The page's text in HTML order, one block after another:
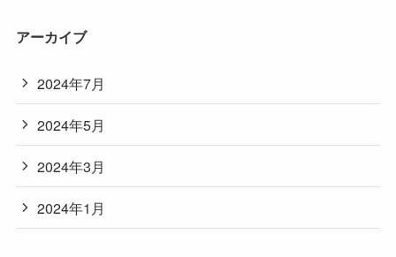
アーカイブ
2024年7月
2024年5月
2024年3月
2024年1月